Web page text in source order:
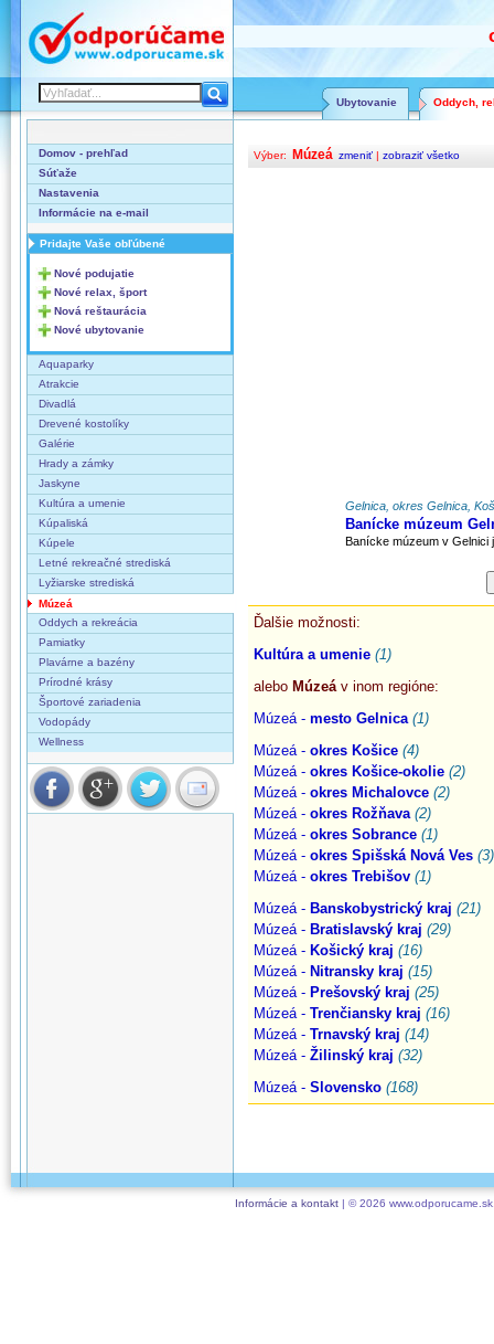
Oddych,
Ubytovanie
Domov - prehľad
Súťaže
Nastavenia
Informácie na e-mail
Pridajte Vaše obľúbené
Nové podujatie
Nové relax, šport
Nová reštaurácia
Nové ubytovanie
Aquaparky
Atrakcie
Divadlá
Drevené kostolíky
Galérie
Hrady a zámky
Jaskyne
Kultúra a umenie
Kúpaliská
Kúpele
Letné rekreačné strediská
Lyžiarske strediská
Múzeá
Oddych a rekreácia
Pamiatky
Plavárne a bazény
Prírodné krásy
Športové zariadenia
Vodopády
Wellness
Výber: Múzeá zmeniť | zobraziť všetko
Gelnica, okres Gelnica,
Banícke múzeum
Banícke múzeum v Gelnici
Ďalšie možnosti:
Kultúra a umenie (1)
alebo Múzeáv inom regióne:
Múzeá - mesto Gelnica (1)
Múzeá - okres Košice (4)
Múzeá - okres Košice-okolie (2)
Múzeá - okres Michalovce (2)
Múzeá - okres Rožňava (2)
Múzeá - okres Sobrance (1)
Múzeá - okres Spišská Nová Ves (3)
Múzeá - okres Trebišov (1)
Múzeá - Banskobystrický kraj (21)
Múzeá - Bratislavský kraj (29)
Múzeá - Košický kraj (16)
Múzeá - Nitransky kraj (15)
Múzeá - Prešovský kraj (25)
Múzeá - Trenčiansky kraj (16)
Múzeá - Trnavský kraj (14)
Múzeá - Žilinský kraj (32)
Múzeá - Slovensko (168)
Informácie a kontakt| © 2026